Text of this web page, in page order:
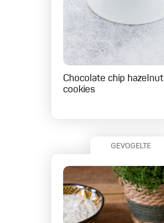
Chocolate chip hazelnut
cookies
GEVOGELTE